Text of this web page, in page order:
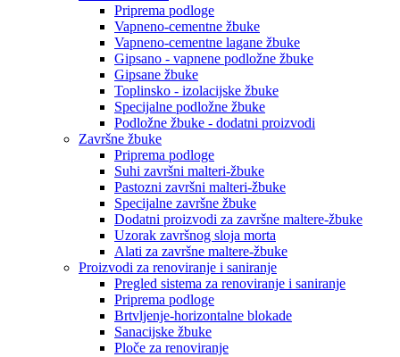
Priprema podloge
Vapneno-cementne žbuke
Vapneno-cementne lagane žbuke
Gipsano - vapnene podložne žbuke
Gipsane žbuke
Toplinsko - izolacijske žbuke
Specijalne podložne žbuke
Podložne žbuke - dodatni proizvodi
Završne žbuke
Priprema podloge
Suhi završni malteri-žbuke
Pastozni završni malteri-žbuke
Specijalne završne žbuke
Dodatni proizvodi za završne maltere-žbuke
Uzorak završnog sloja morta
Alati za završne maltere-žbuke
Proizvodi za renoviranje i saniranje
Pregled sistema za renoviranje i saniranje
Priprema podloge
Brtvljenje-horizontalne blokade
Sanacijske žbuke
Ploče za renoviranje